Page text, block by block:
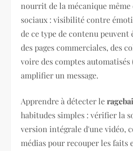
nourrit de la mécanique même
sociaux : visibilité contre
de ce type de contenu peuvent
des pages commerciales, des
voire des comptes
amplifier un message.
Apprendre à détecter le
habitudes simples : vérifier la
version intégrale d'une vidéo,
médias pour recouper les